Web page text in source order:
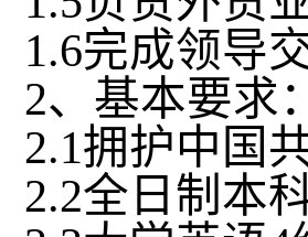
1.6完成领导
2、基本要求：
2.1拥护中国
2.2全日制本